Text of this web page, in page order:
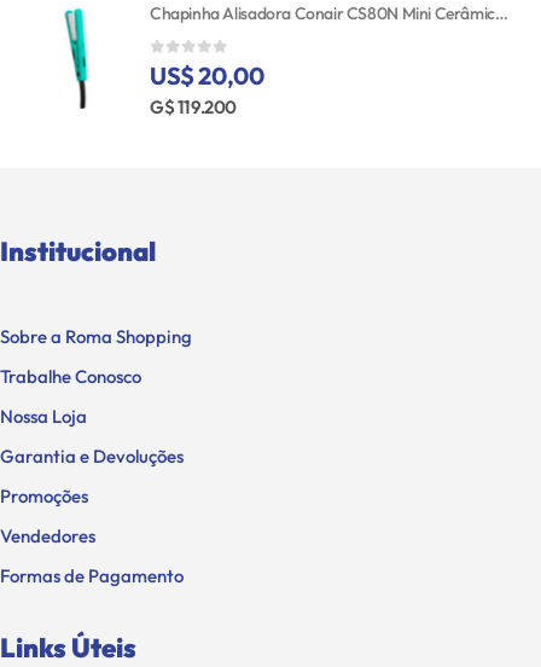
Chapinha Alisadora Conair CS80N Mini Cerâmica Bivolt
0 out of 5
US$ 20,00
G$ 119.200
Institucional
Sobre a Roma Shopping
Trabalhe Conosco
Nossa Loja
Garantia e Devoluções
Promoções
Vendedores
Formas de Pagamento
Links Úteis